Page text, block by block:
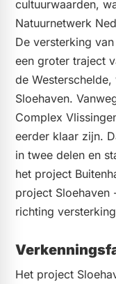
cultuurwaarden,
Natuurnetwerk
De versterking
een groter traject
de
Sloehaven.
Complex
eerder klaar zijn.
in twee delen en
het project
project Sloehaven
richting
Het project